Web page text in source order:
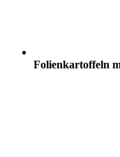
Folienkartoffeln